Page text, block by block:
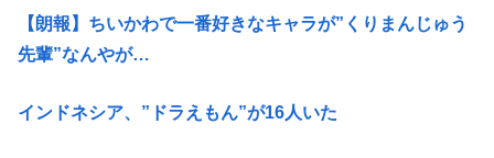
【朗報】ちいかわで一番好きなキャラが”くりまんじゅう
先輩”なんやが…
インドネシア、”ドラえもん”が16人いた